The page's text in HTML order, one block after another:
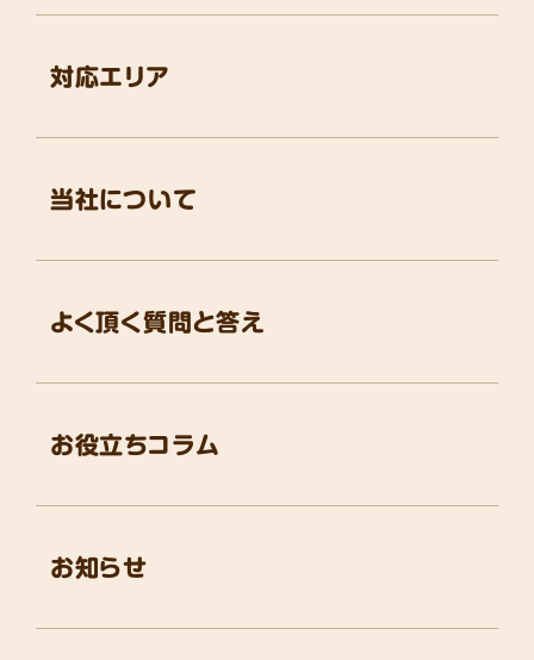
お役立ちコラム
よく頂く質問と答え
お知らせ
対応エリア
当社について